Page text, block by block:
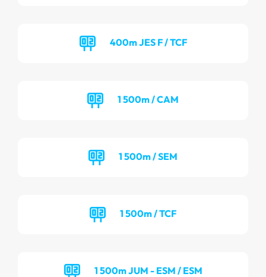
400m JES F / TCF
1 500m / CAM
1 500m / SEM
1 500m / TCF
1 500m JUM - ESM / ESM